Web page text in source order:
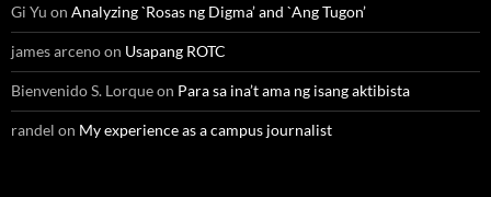
Gi Yu on Analyzing `Rosas ng Digma’ and `Ang Tugon’
james arcenoon Usapang ROTC
Bienvenido S. Lorqueon Para sa ina’t ama ng isang aktibista
randel on My experience as a campus journalist